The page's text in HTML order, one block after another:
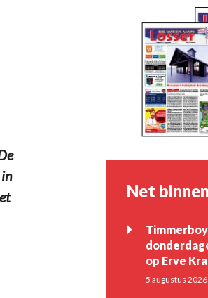
Net binnen
op Erve
5 augustus